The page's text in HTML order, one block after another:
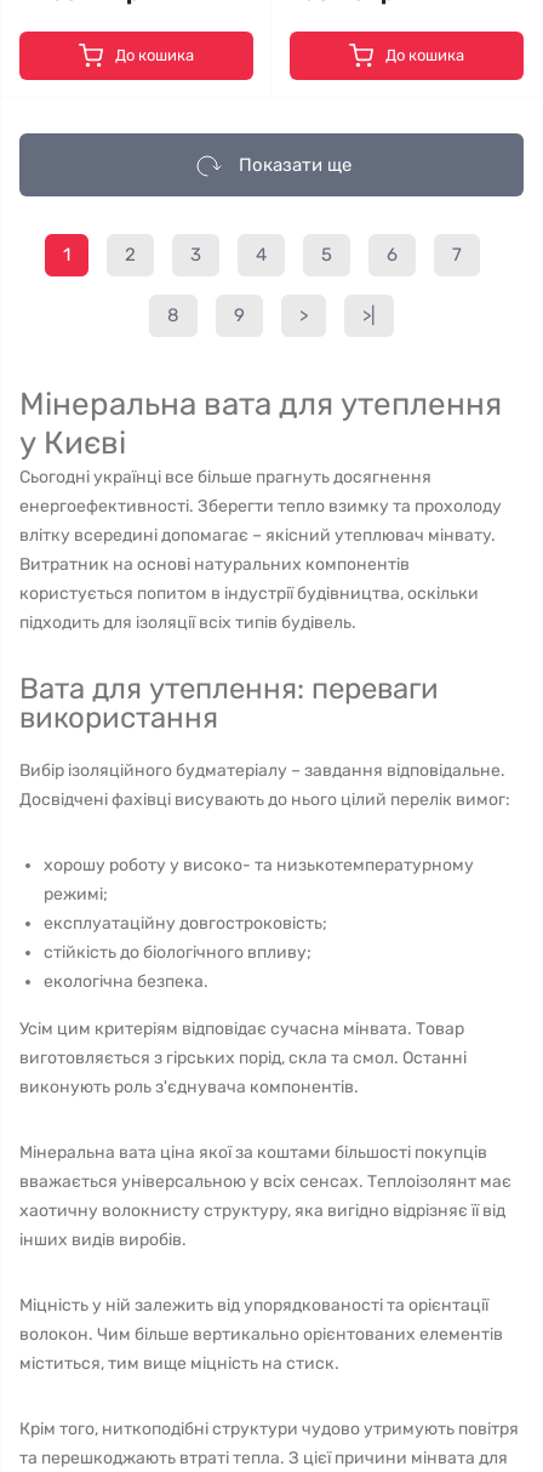
До кошика До кошика
Показати ще
1 2 3 4 5 6 7
8 9 > >|
Мінеральна вата для утеплення
у Києві
Сьогодні українці все більше прагнуть досягнення
енергоефективності. Зберегти тепло взимку та прохолоду
влітку всередині допомагає – якісний утеплювач мінвату.
Витратник на основі натуральних компонентів
користується попитом в індустрії будівництва, оскільки
підходить для ізоляції всіх типів будівель.
Вата для утеплення: переваги
використання
Вибір ізоляційного будматеріалу – завдання відповідальне.
Досвідчені фахівці висувають до нього цілий перелік вимог:
хорошу роботу у високо- та низькотемпературному
режимі;
експлуатаційну довгостроковість;
стійкість до біологічного впливу;
екологічна безпека.
Усім цим критеріям відповідає сучасна мінвата. Товар
виготовляється з гірських порід, скла та смол. Останні
виконують роль з'єднувача компонентів.
Мінеральна вата ціна якої за коштами більшості покупців
вважається універсальною у всіх сенсах. Теплоізолянт має
хаотичну волокнисту структуру, яка вигідно відрізняє її від
інших видів виробів.
Міцність у ній залежить від упорядкованості та орієнтації
волокон. Чим більше вертикально орієнтованих елементів
міститься, тим вище міцність на стиск.
Крім того, ниткоподібні структури чудово утримують повітря
та перешкоджають втраті тепла. З цієї причини мінвата для